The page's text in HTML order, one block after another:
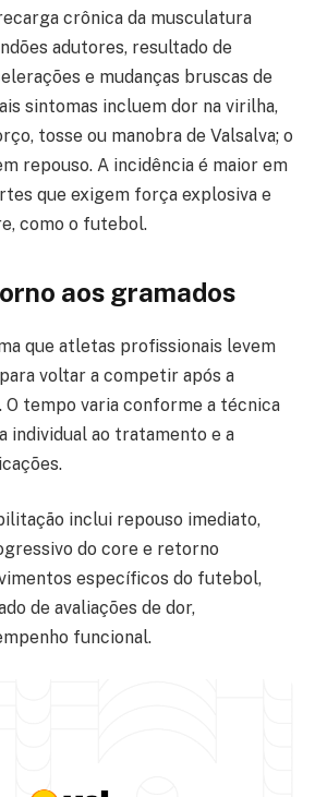
crônica da musculatura
adutores, resultado de
e mudanças bruscas de
sintomas incluem dor na virilha,
tosse ou manobra de Valsalva; o
repouso. A incidência é maior em
que exigem força explosiva e
como o futebol.
aos gramados
que atletas profissionais levem
para voltar a competir após a
tempo varia conforme a técnica
individual ao tratamento e a
inclui repouso imediato,
do core e retorno
específicos do futebol,
de avaliações de dor,
funcional.